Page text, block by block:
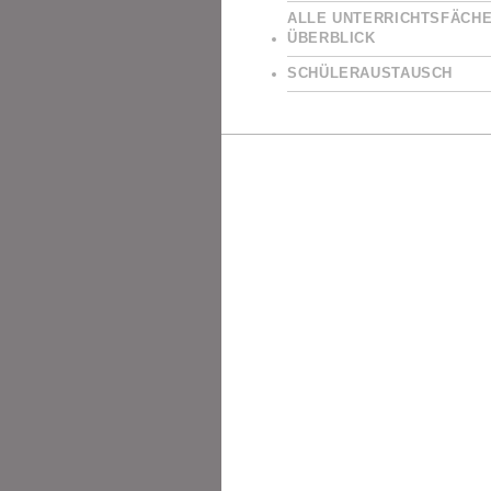
ALLE
ÜBERBLICK
SCHÜLERAUSTAUSCH